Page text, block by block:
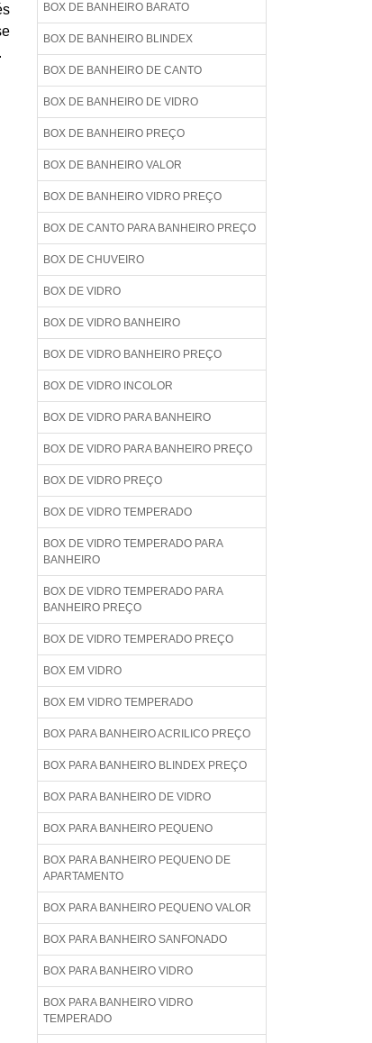
BOX DE BANHEIRO BARATO
BOX DE BANHEIRO BLINDEX
BOX DE BANHEIRO DE CANTO
BOX DE BANHEIRO DE VIDRO
BOX DE BANHEIRO PREÇO
BOX DE BANHEIRO VALOR
BOX DE BANHEIRO VIDRO PREÇO
BOX DE CANTO PARA BANHEIRO PREÇO
BOX DE CHUVEIRO
BOX DE VIDRO
BOX DE VIDRO BANHEIRO
BOX DE VIDRO BANHEIRO PREÇO
BOX DE VIDRO INCOLOR
BOX DE VIDRO PARA BANHEIRO
BOX DE VIDRO PARA BANHEIRO PREÇO
BOX DE VIDRO PREÇO
BOX DE VIDRO TEMPERADO
BOX DE VIDRO TEMPERADO PARA
BANHEIRO
BOX DE VIDRO TEMPERADO PARA
BANHEIRO PREÇO
BOX DE VIDRO TEMPERADO PREÇO
BOX EM VIDRO
BOX EM VIDRO TEMPERADO
BOX PARA BANHEIRO ACRILICO PREÇO
BOX PARA BANHEIRO BLINDEX PREÇO
BOX PARA BANHEIRO DE VIDRO
BOX PARA BANHEIRO PEQUENO
BOX PARA BANHEIRO PEQUENO DE
APARTAMENTO
BOX PARA BANHEIRO PEQUENO VALOR
BOX PARA BANHEIRO SANFONADO
BOX PARA BANHEIRO VIDRO
BOX PARA BANHEIRO VIDRO
TEMPERADO